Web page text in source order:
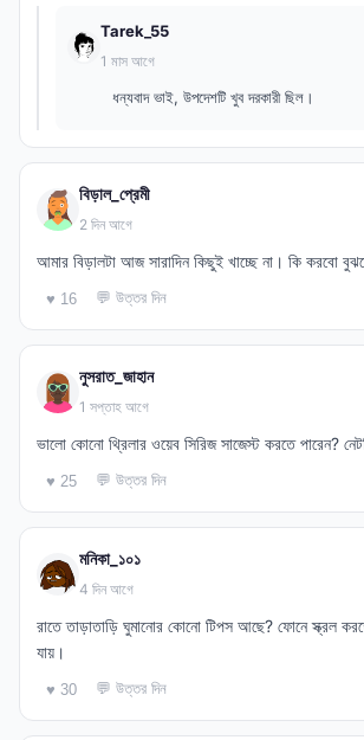
Tarek_55
1 মাস আগে
ধন্যবাদ ভাই, উপদেশটি খুব দরকারী ছিল।
বিড়াল_প্রেমী
2 দিন আগে
আমার বিড়ালটা আজ সারাদিন কিছুই খাচ্ছে না। কি করবো
♥ 16 💬 উত্তর দিন
নুসরাত_জাহান
1 সপ্তাহ আগে
ভালো কোনো থ্রিলার ওয়েব সিরিজ সাজেস্ট করতে পারেন?
♥ 25 💬 উত্তর দিন
মনিকা_১০১
4 দিন আগে
রাতে তাড়াতাড়ি ঘুমানোর কোনো টিপস আছে? ফোনে স্ক্রল
যায়।
♥ 30 💬 উত্তর দিন